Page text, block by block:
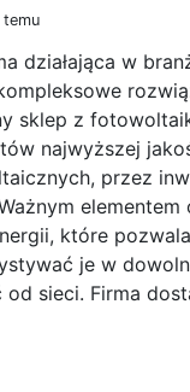
temu
działająca w
sklep z
najwyższej
przez
elementem
które
je w
sieci. Firma